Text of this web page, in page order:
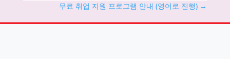
무료 취업 지원 프로그램 안내 (영어로 진행) →